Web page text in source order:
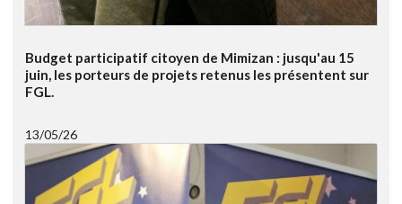
Budget participatif citoyen de Mimizan : jusqu'au 15
juin, les porteurs de projets retenus les présentent sur
FGL.
13/05/26